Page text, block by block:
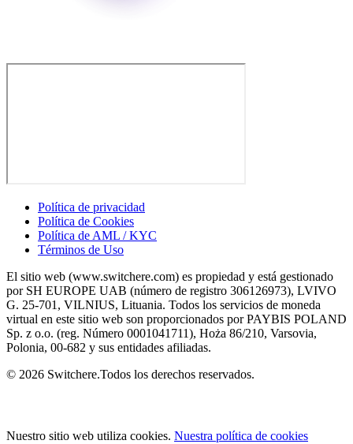
Política de privacidad
Política de Cookies
Política de AML / KYC
Términos de Uso
El sitio web (www.switchere.com) es propiedad y está gestionado
por SH EUROPE UAB (número de registro 306126973), LVIVO
G. 25-701, VILNIUS, Lituania. Todos los servicios de moneda
virtual en este sitio web son proporcionados por PAYBIS POLAND
Sp. z o.o. (reg. Número 0001041711), Hoża 86/210, Varsovia,
Polonia, 00-682 y sus entidades afiliadas.
© 2026 Switchere.Todos los derechos reservados.
Nuestro sitio web utiliza cookies. Nuestra política de cookies